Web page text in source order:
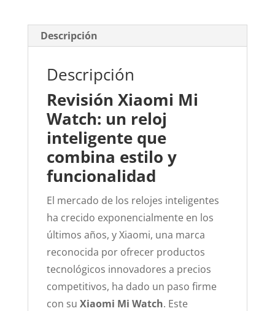
Descripción
Descripción
Revisión Xiaomi Mi
Watch: un reloj
inteligente que
combina estilo y
funcionalidad
El mercado de los relojes inteligentes
ha crecido exponencialmente en los
últimos años, y Xiaomi, una marca
reconocida por ofrecer productos
tecnológicos innovadores a precios
competitivos, ha dado un paso firme
con su Xiaomi Mi Watch. Este